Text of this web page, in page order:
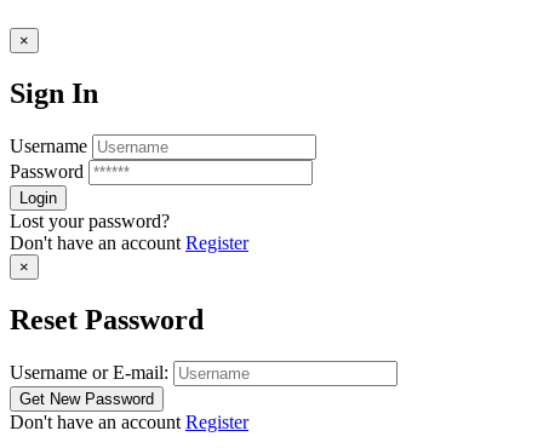
×
Sign In
Username
Password
Lost your password?
Don't have an account Register
×
Reset Password
Username or E-mail:
Don't have an account Register